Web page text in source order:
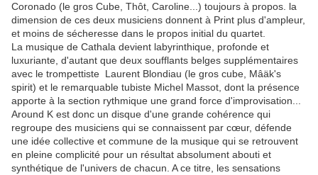
Coronado (le gros Cube, Thôt, Caroline...) toujours à propos. la
dimension de ces deux musiciens donnent à Print plus d'ampleur,
et moins de sécheresse dans le propos initial du quartet.
La musique de Cathala devient labyrinthique, profonde et
luxuriante, d'autant que deux soufflants belges supplémentaires
avec le trompettiste Laurent Blondiau (le gros cube, Mâäk's
spirit) et le remarquable tubiste Michel Massot, dont la présence
apporte à la section rythmique une grand force d'improvisation...
Around K est donc un disque d'une grande cohérence qui
regroupe des musiciens qui se connaissent par cœur, défende
une idée collective et commune de la musique qui se retrouvent
en pleine complicité pour un résultat absolument abouti et
synthétique de l'univers de chacun. A ce titre, les sensations